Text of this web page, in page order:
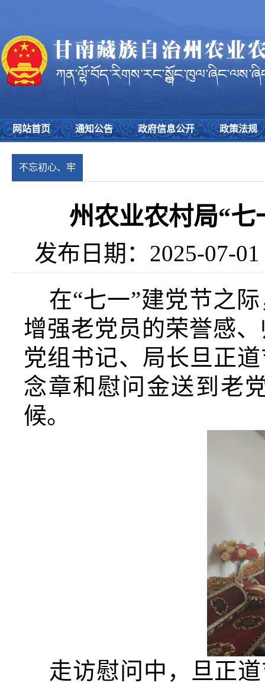
网站首页 通知公告 政府信息公开 政策法规
不忘初心、牢
州农业农村局“七
发布日期：2025-07-01
在“七一”建党节之
增强老党员的荣誉感
党组书记、局长旦正
念章和慰问金送到老
候。
走访慰问中，旦正